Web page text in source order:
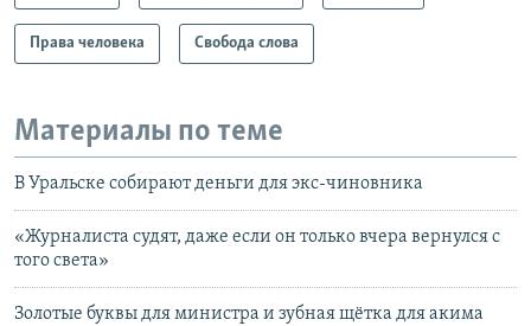
Права человека Свобода слова
Материалы по теме
В Уральске собирают деньги для экс-чиновника
«Журналиста судят, даже если он только вчера вернулся с
того света»
Золотые буквы для министра и зубная щётка для акима